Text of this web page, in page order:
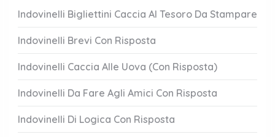
Indovinelli Bigliettini Caccia Al Tesoro Da Stampare
Indovinelli Brevi Con Risposta
Indovinelli Caccia Alle Uova (Con Risposta)
Indovinelli Da Fare Agli Amici Con Risposta
Indovinelli Di Logica Con Risposta